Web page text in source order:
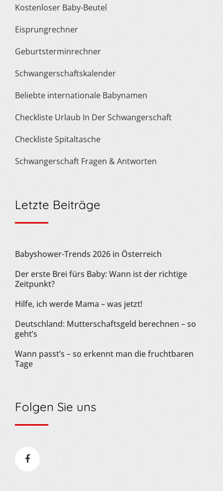
Kostenloser Baby-Beutel
Eisprungrechner
Geburtsterminrechner
Schwangerschaftskalender
Beliebte internationale Babynamen
Checkliste Urlaub In Der Schwangerschaft
Checkliste Spitaltasche
Schwangerschaft Fragen & Antworten
Letzte Beiträge
Babyshower-Trends 2026 in Österreich
Der erste Brei fürs Baby: Wann ist der richtige
Zeitpunkt?
Hilfe, ich werde Mama – was jetzt!
Deutschland: Mutterschaftsgeld berechnen – so
geht’s
Wann passt’s – so erkennt man die fruchtbaren
Tage
Folgen Sie uns